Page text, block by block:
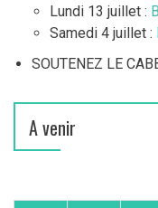
Lundi 13 juillet :
Samedi 4 juillet :
SOUTENEZ LE
A venir